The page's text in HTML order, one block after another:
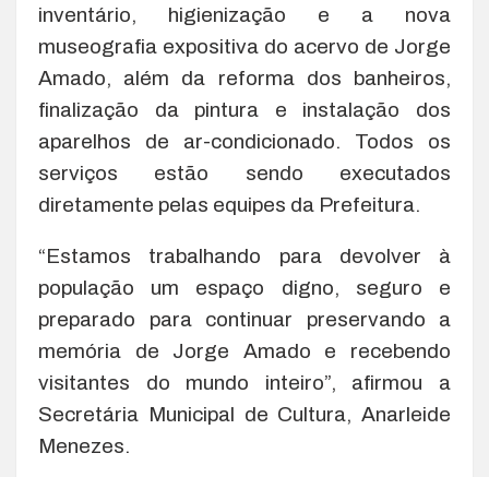
inventário, higienização e a nova
museografia expositiva do acervo de Jorge
Amado, além da reforma dos banheiros,
finalização da pintura e instalação dos
aparelhos de ar-condicionado. Todos os
serviços estão sendo executados
diretamente pelas equipes da Prefeitura.
“Estamos trabalhando para devolver à
população um espaço digno, seguro e
preparado para continuar preservando a
memória de Jorge Amado e recebendo
visitantes do mundo inteiro”, afirmou a
Secretária Municipal de Cultura, Anarleide
Menezes.